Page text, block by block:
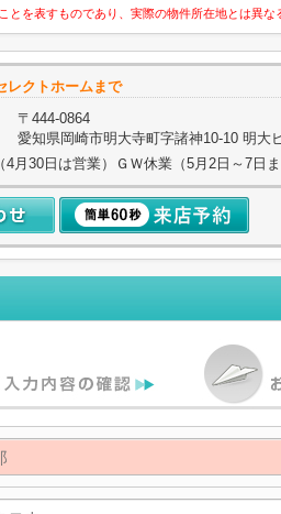
を表すものであり、実際の物件所在地とは異な
レクトホームまで
〒444-0864
愛知県岡崎市明大寺町字諸神10-10 明大
月30日は営業）ＧＷ休業（5月2日～7日ま